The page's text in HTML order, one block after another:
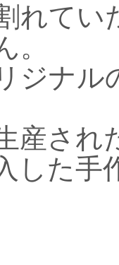
れて
。
ジナル
産され
した手